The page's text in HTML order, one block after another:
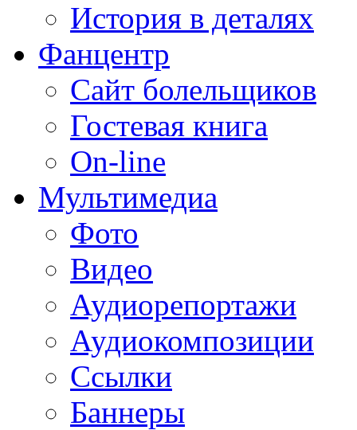
История в деталях
Фанцентр
Сайт болельщиков
Гостевая книга
On-line
Мультимедиа
Фото
Видео
Аудиорепортажи
Аудиокомпозиции
Ссылки
Баннеры